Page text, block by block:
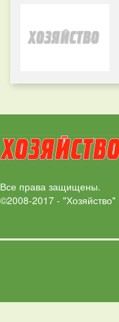
Все права защищены.
©2008-2017 - "Хозяйство"